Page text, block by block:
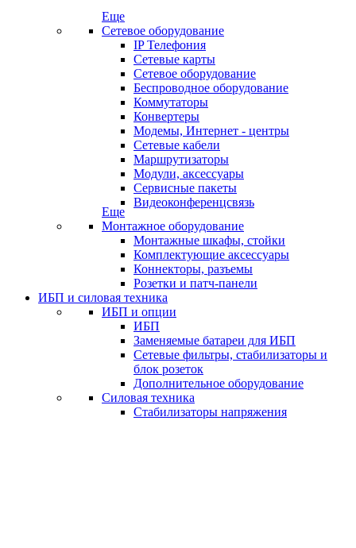
Еще
Сетевое оборудование
IP Телефония
Сетевые карты
Сетевое оборудование
Беспроводное оборудование
Коммутаторы
Конвертеры
Модемы, Интернет - центры
Сетевые кабели
Маршрутизаторы
Модули, аксессуары
Сервисные пакеты
Видеоконференцсвязь
Еще
Монтажное оборудование
Монтажные шкафы, стойки
Комплектующие аксессуары
Коннекторы, разъемы
Розетки и патч-панели
ИБП и силовая техника
ИБП и опции
ИБП
Заменяемые батареи для ИБП
Сетевые фильтры, стабилизаторы и
блок розеток
Дополнительное оборудование
Силовая техника
Стабилизаторы напряжения